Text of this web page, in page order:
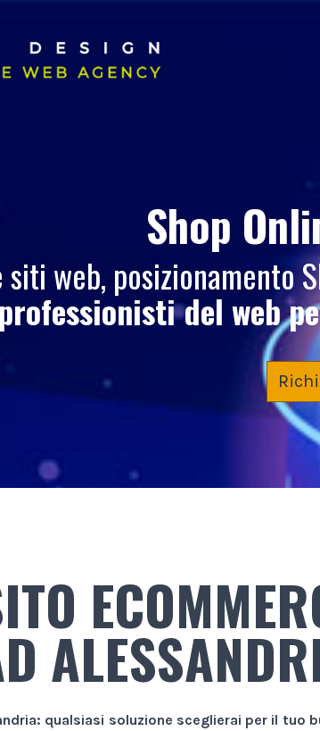
Shop
siti web, posizionamento
del web
: qualsiasi soluzione sceglierai per il tuo